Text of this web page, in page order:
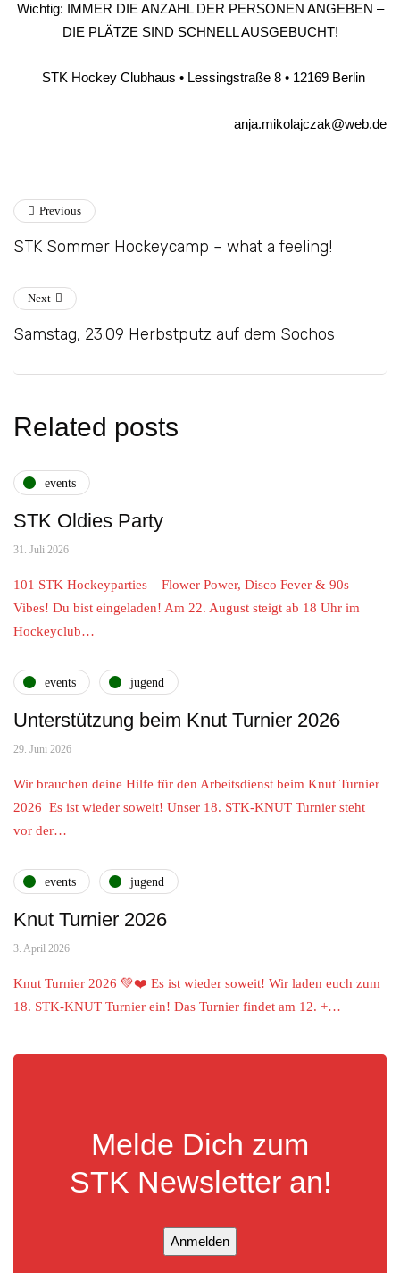
Wichtig: IMMER DIE ANZAHL DER PERSONEN ANGEBEN –
DIE PLÄTZE SIND SCHNELL AUSGEBUCHT!
STK Hockey Clubhaus • Lessingstraße 8 • 12169 Berlin
anja.mikolajczak@web.de
Previous
STK Sommer Hockeycamp – what a feeling!
Next
Samstag, 23.09 Herbstputz auf dem Sochos
Related posts
events
STK Oldies Party
31. Juli 2026
101 STK Hockeyparties – Flower Power, Disco Fever & 90s
Vibes! Du bist eingeladen! Am 22. August steigt ab 18 Uhr im
Hockeyclub…
events jugend
Unterstützung beim Knut Turnier 2026
29. Juni 2026
Wir brauchen deine Hilfe für den Arbeitsdienst beim Knut Turnier
2026 Es ist wieder soweit! Unser 18. STK-KNUT Turnier steht
vor der…
events jugend
Knut Turnier 2026
3. April 2026
Knut Turnier 2026 💚❤️ Es ist wieder soweit! Wir laden euch zum
18. STK-KNUT Turnier ein! Das Turnier findet am 12. +…
Melde Dich zum
STK Newsletter an!
Anmelden